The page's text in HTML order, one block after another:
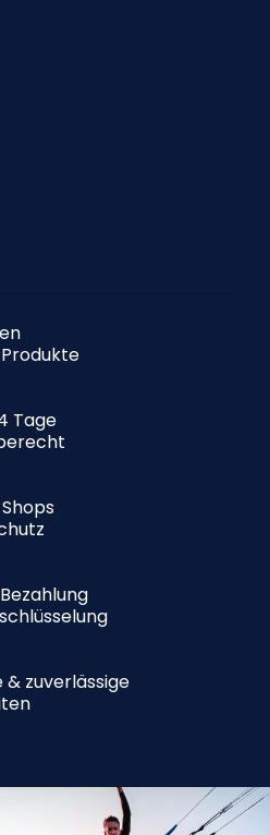
Tage
& zuverlässige